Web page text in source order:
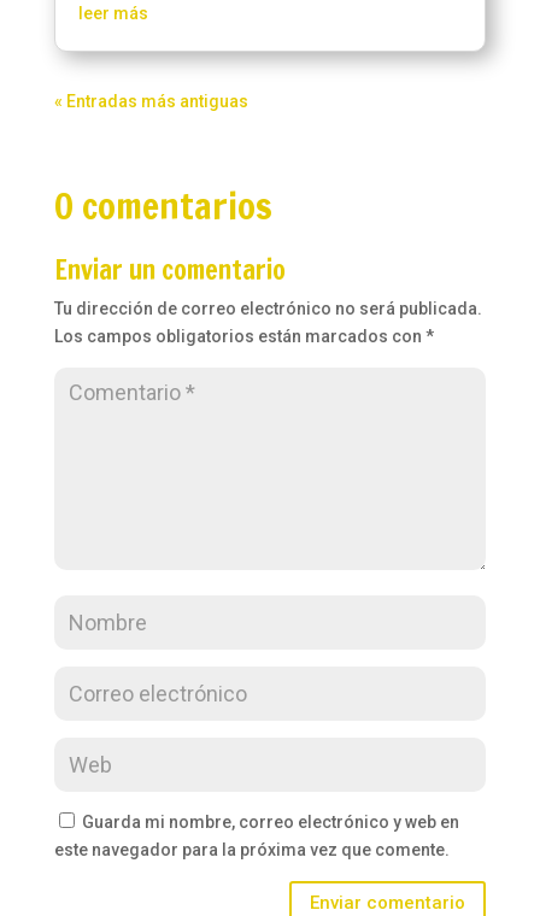
leer más
« Entradas más antiguas
0 comentarios
Enviar un comentario
Tu dirección de correo electrónico no será publicada.
Los campos obligatorios están marcados con *
Guarda mi nombre, correo electrónico y web en
este navegador para la próxima vez que comente.
Enviar comentario